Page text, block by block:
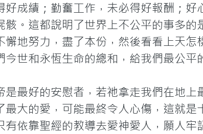
好成績；勤奮工作，未必得好報酬；
骸。這都說明了世界上不公平的事多
懈地努力，盡了本份，然後看看上天
今世和永恆生命的總和，給我們最公平
是最好的安慰者，若祂拿走我們在地
最大的愛，可能最終令人心傷，這就
有依靠聖經的教導去愛神愛人，願人牢